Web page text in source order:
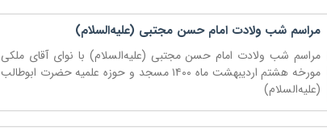
مراسم شب ولادت امام حسن مجتبی (علیه‌السلام)
مراسم شب ولادت امام حسن مجتبی (علیه‌السلام) با نوای آقای ملکی
مورخه هشتم اردیبهشت ماه ۱۴۰۰ مسجد و حوزه علمیه حضرت ابوطالب
(علیه‌السلام)